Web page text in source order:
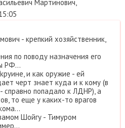
Мартинович,
- крепкий хозяйственник,
по поводу назначения его
РФ...
и как оружие - ей
черт знает куда и к кому (в
справно попадало к ЛДНР), а
то еще у каких-то врагов
Шойгу - Тимуром